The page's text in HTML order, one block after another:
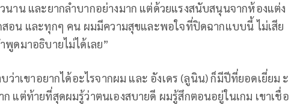
นาน และยากลำบากอย่างมาก แต่ด้วยแรงสนับสนุนจากห้องแต่ง
อน และทุกๆ คน ผมมีความสุขและพอใจที่ปิดฉากแบบนี้ ไม่เสีย
พูดมาอธิบายไม่ได้เลย”
ว่าเขาอยากได้อะไรจากผม และ อังเดร (ลูนิน) ก็มีปีที่ยอดเยี่ยม ะ
แต่ท้ายที่สุดผมรู้ว่าตนเองสบายดี ผมรู้สึกตอนอยู่ในเกม เขาเชื่อ